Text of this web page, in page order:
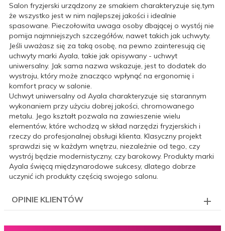
Salon fryzjerski urządzony ze smakiem charakteryzuje się,tym
że wszystko jest w nim najlepszej jakości i idealnie
spasowane. Pieczołowita uwaga osoby dbającej o wystój nie
pomija najmniejszych szczegółów, nawet takich jak uchwyty.
Jeśli uważasz się za taką osobę, na pewno zainteresują cię
uchwyty marki Ayala, takie jak opisywany - uchwyt
uniwersalny. Jak sama nazwa wskazuje, jest to dodatek do
wystroju, który może znacząco wpłynąć na ergonomię i
komfort pracy w salonie.
Uchwyt uniwersalny od Ayala charakteryzuje się starannym
wykonaniem przy użyciu dobrej jakości, chromowanego
metalu. Jego kształt pozwala na zawieszenie wielu
elementów, które wchodzą w skład narzędzi fryzjerskich i
rzeczy do profesjonalnej obsługi klienta. Klasyczny projekt
sprawdzi się w każdym wnętrzu, niezależnie od tego, czy
wystrój będzie modernistyczny, czy barokowy. Produkty marki
Ayala święcą międzynarodowe sukcesy, dlatego dobrze
uczynić ich produkty częścią swojego salonu.
OPINIE KLIENTÓW